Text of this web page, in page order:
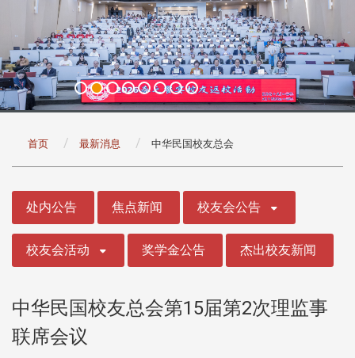
首页 最新消息 中华民国校友总会
处内公告 焦点新闻 校友会公告
校友会活动 奖学金公告 杰出校友新闻
中华民国校友总会第15届第2次理监事
联席会议